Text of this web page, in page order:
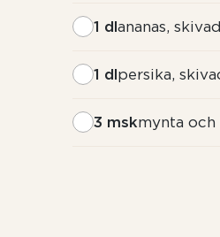
1 dlananas, skivad
1 dlpersika,
3 mskmynta och